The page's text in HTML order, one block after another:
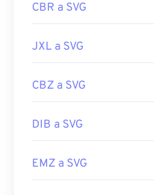
CBR a SVG
JXL a SVG
CBZ a SVG
DIB a SVG
EMZ a SVG